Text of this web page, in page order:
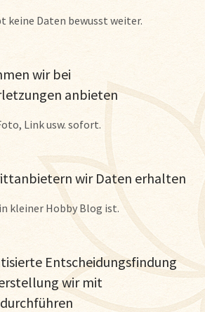
keine Daten bewusst weiter.
wir bei
anbieten
Link usw. sofort.
wir Daten erhalten
kleiner Hobby Blog ist.
Entscheidungsfindung
wir mit